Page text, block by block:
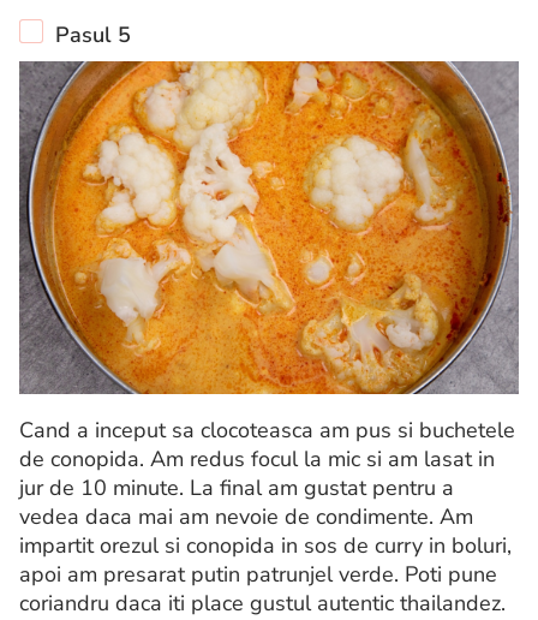
Pasul 5
Cand a inceput sa clocoteasca am pus si buchetele
de conopida. Am redus focul la mic si am lasat in
jur de 10 minute. La final am gustat pentru a
vedea daca mai am nevoie de condimente. Am
impartit orezul si conopida in sos de curry in boluri,
apoi am presarat putin patrunjel verde. Poti pune
coriandru daca iti place gustul autentic thailandez.